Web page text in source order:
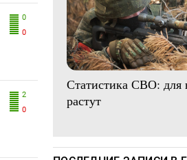
0
0
2
0
Статистика СВО: для
растут